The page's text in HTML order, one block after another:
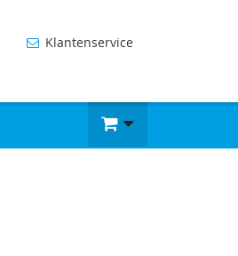
Klantenservice